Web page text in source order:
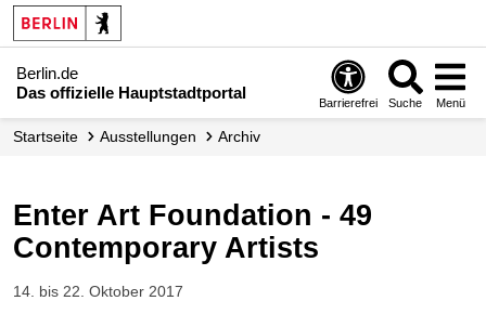
Berlin.de
Das offizielle Hauptstadtportal
Barrierefrei Suche Menü
Startseite Ausstellungen Archiv
Enter Art Foundation - 49
Contemporary Artists
14. bis 22. Oktober 2017